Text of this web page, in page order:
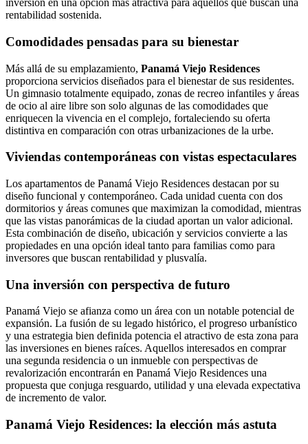
inversión en una opción más atractiva para aquellos que buscan una
rentabilidad sostenida.
Comodidades pensadas para su bienestar
Más allá de su emplazamiento, Panamá Viejo Residences
proporciona servicios diseñados para el bienestar de sus residentes.
Un gimnasio totalmente equipado, zonas de recreo infantiles y áreas
de ocio al aire libre son solo algunas de las comodidades que
enriquecen la vivencia en el complejo, fortaleciendo su oferta
distintiva en comparación con otras urbanizaciones de la urbe.
Viviendas contemporáneas con vistas espectaculares
Los apartamentos de Panamá Viejo Residences destacan por su
diseño funcional y contemporáneo. Cada unidad cuenta con dos
dormitorios y áreas comunes que maximizan la comodidad, mientras
que las vistas panorámicas de la ciudad aportan un valor adicional.
Esta combinación de diseño, ubicación y servicios convierte a las
propiedades en una opción ideal tanto para familias como para
inversores que buscan rentabilidad y plusvalía.
Una inversión con perspectiva de futuro
Panamá Viejo se afianza como un área con un notable potencial de
expansión. La fusión de su legado histórico, el progreso urbanístico
y una estrategia bien definida potencia el atractivo de esta zona para
las inversiones en bienes raíces. Aquellos interesados en comprar
una segunda residencia o un inmueble con perspectivas de
revalorización encontrarán en Panamá Viejo Residences una
propuesta que conjuga resguardo, utilidad y una elevada expectativa
de incremento de valor.
Panamá Viejo Residences: la elección más astuta